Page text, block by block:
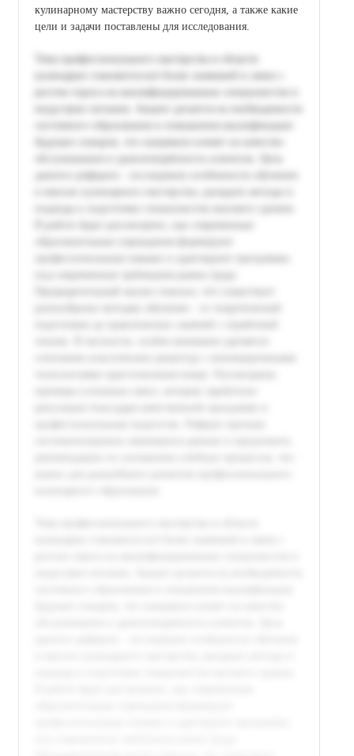
кулинарному мастерству важно сегодня, а также какие
цели и задачи поставлены для исследования.